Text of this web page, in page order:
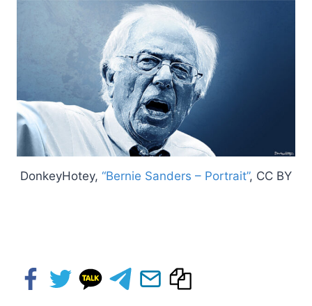
DonkeyHotey, “Bernie Sanders – Portrait”, CC BY